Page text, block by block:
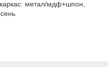
метал/мдф+шпон,